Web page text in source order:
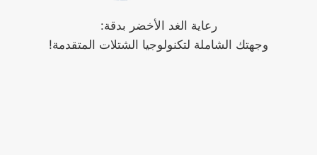
رعاية الغد الأخضر بدقة:
وجهتك الشاملة لتكنولوجيا الشتلات المتقدمة!